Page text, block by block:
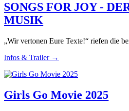
SONGS FOR JOY -
MUSIK
„Wir vertonen Eure Texte!“ riefen die
Infos & Trailer →
Girls Go Movie 2025